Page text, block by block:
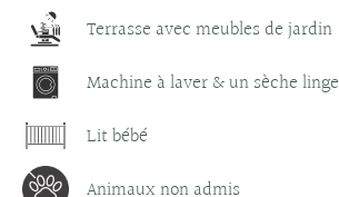
Terrasse avec meubles de jardin
Machine à laver & un sèche linge
Lit bébé
Animaux non admis